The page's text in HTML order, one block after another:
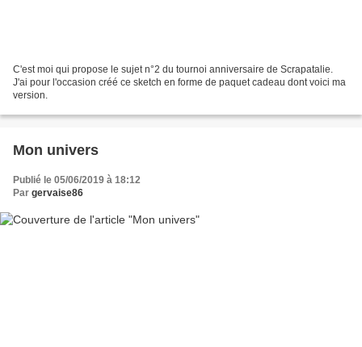
C'est moi qui propose le sujet n°2 du tournoi anniversaire de Scrapatalie.
J'ai pour l'occasion créé ce sketch en forme de paquet cadeau dont voici ma
version.
Mon univers
Publié le 05/06/2019 à 18:12
Par gervaise86